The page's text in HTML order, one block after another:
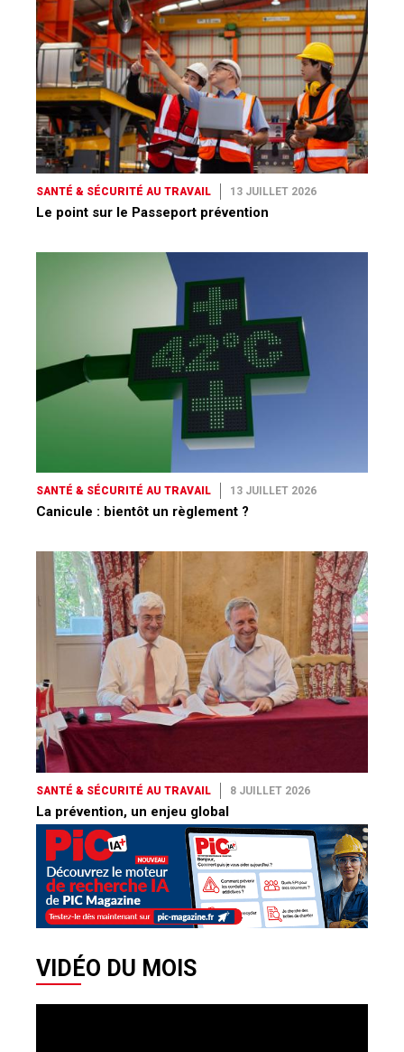
SANTÉ & SÉCURITÉ AU TRAVAIL 13 JUILLET 2026
Le point sur le Passeport prévention
SANTÉ & SÉCURITÉ AU TRAVAIL 13 JUILLET 2026
Canicule : bientôt un règlement ?
SANTÉ & SÉCURITÉ AU TRAVAIL 8 JUILLET 2026
La prévention, un enjeu global
VIDÉO DU MOIS